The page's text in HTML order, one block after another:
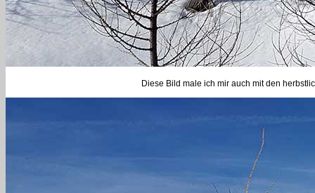
Diese Bild male ich mir auch mit den